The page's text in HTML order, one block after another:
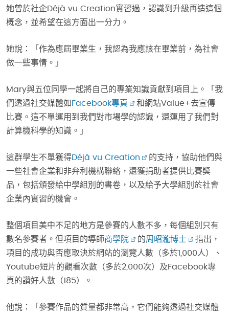
她曾於社企Déjà vu Creation實習過，認識到升級再造這個
概念，並希望在這方面出一分力。
她說：「作為應屆畢業生，我認為我應該在畢業前，為社會
做一些事情。」
Mary與五位同學一起將自己的專業知識貢獻到項目上。「我
們透過社交媒體如 Facebook專頁
和網站Value+去宣傳
比賽。這不單運用到我們對市場學的認識，還運用了我們對
計算機科學的知識。」
這群學生不單獲得Déjà vu Creation
的支持，協助他們與
一些社會企業和非弁利機構聯絡，還獲捐助者提供比賽獎
品，包括頒發給中學組別的書卷，以及給予大學組別於社會
企業內實習的機會。
整個項目美中不足的地方是參賽的人數不多，每個組別只有
數名參賽者。但項目的導師商學院 的周昭瀧博士
指出，
項目的成功與否應取決於網站的瀏覽人數（多於1,000人）、
Youtube短片的觀看次數（多於2,000次）及Facebook專
頁的讚好人數（185）。
他說：「參賽作品的質量都非常高，它們能夠透過社交媒體